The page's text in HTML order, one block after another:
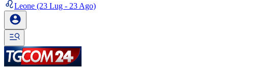
Leone (23 Lug - 23 Ago)